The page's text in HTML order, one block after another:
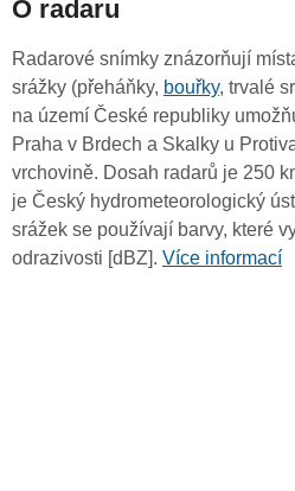
O radaru
Radarové snímky znázorňují
srážky (přeháňky, bouřky, trvalé
na území České republiky
Praha v Brdech a Skalky u
vrchovině. Dosah radarů je 250
je Český hydrometeorologický
srážek se používají barvy, které
odrazivosti [dBZ]. Více informací